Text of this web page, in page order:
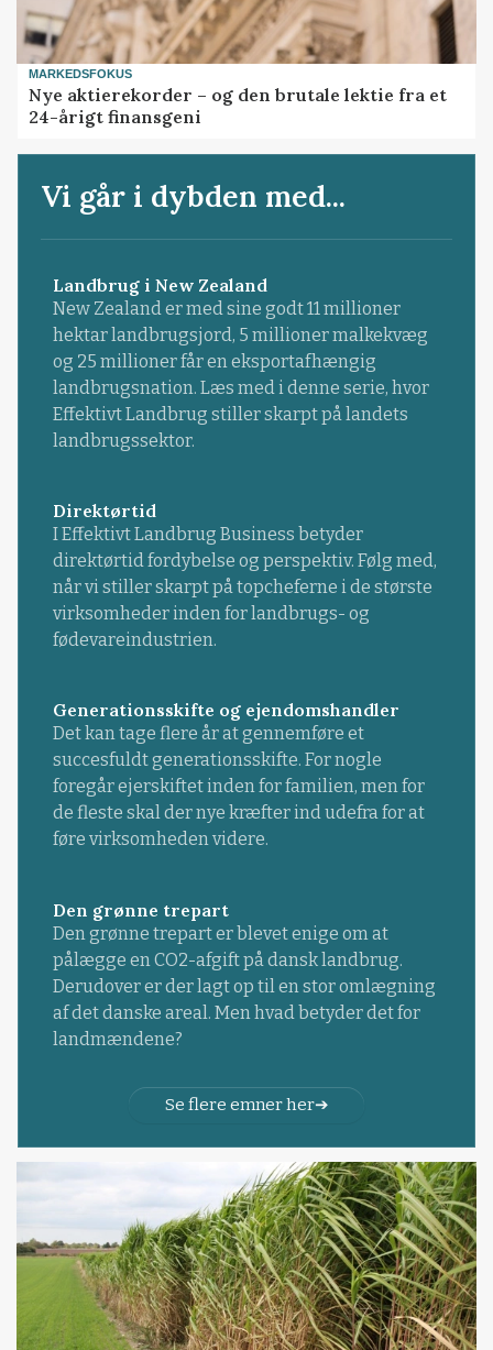
MARKEDSFOKUS
Nye aktierekorder – og den brutale lektie fra et
24-årigt finansgeni
Vi går i dybden med...
Landbrug i New Zealand
New Zealand er med sine godt 11 millioner
hektar landbrugsjord, 5 millioner malkekvæg
og 25 millioner får en eksportafhængig
landbrugsnation. Læs med i denne serie, hvor
Effektivt Landbrug stiller skarpt på landets
landbrugssektor.
Direktørtid
I Effektivt Landbrug Business betyder
direktørtid fordybelse og perspektiv. Følg med,
når vi stiller skarpt på topcheferne i de største
virksomheder inden for landbrugs- og
fødevareindustrien.
Generationsskifte og ejendomshandler
Det kan tage flere år at gennemføre et
succesfuldt generationsskifte. For nogle
foregår ejerskiftet inden for familien, men for
de fleste skal der nye kræfter ind udefra for at
føre virksomheden videre.
Den grønne trepart
Den grønne trepart er blevet enige om at
pålægge en CO2-afgift på dansk landbrug.
Derudover er der lagt op til en stor omlægning
af det danske areal. Men hvad betyder det for
landmændene?
Se flere emner her